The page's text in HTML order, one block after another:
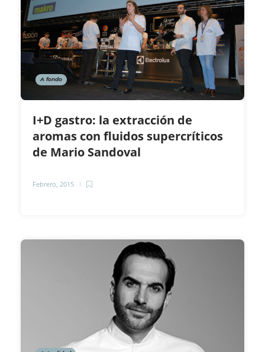
A fondo
I+D gastro: la extracción de
aromas con fluidos supercríticos
de Mario Sandoval
Febrero, 2015